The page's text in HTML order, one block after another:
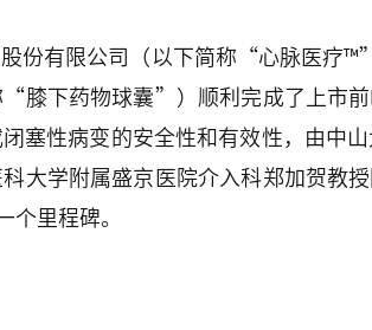
份有限公司（以下简称“心脉医
膝下药物球囊”）顺利完成了上市
塞性病变的安全性和有效性，由中
大学附属盛京医院介入科郑加贺教
个里程碑。